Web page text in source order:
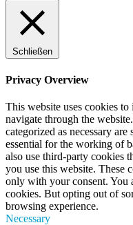
Schließen
Privacy Overview
This website uses cookies
navigate through the
categorized as necessary
essential for the working of
also use third-party cookies
you use this website. These
only with your consent. You
cookies. But opting out of
browsing experience.
Necessary